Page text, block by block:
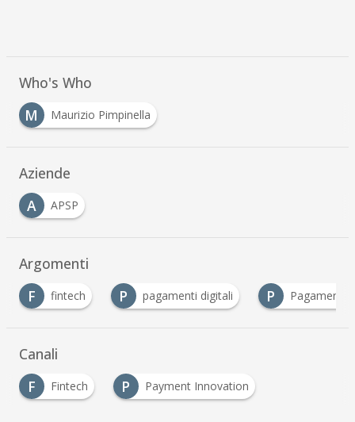
Who's Who
M
Maurizio Pimpinella
Aziende
A
APSP
Argomenti
F
fintech P pagamenti digitali P Pagamenti
Canali
F
Fintech P Payment Innovation